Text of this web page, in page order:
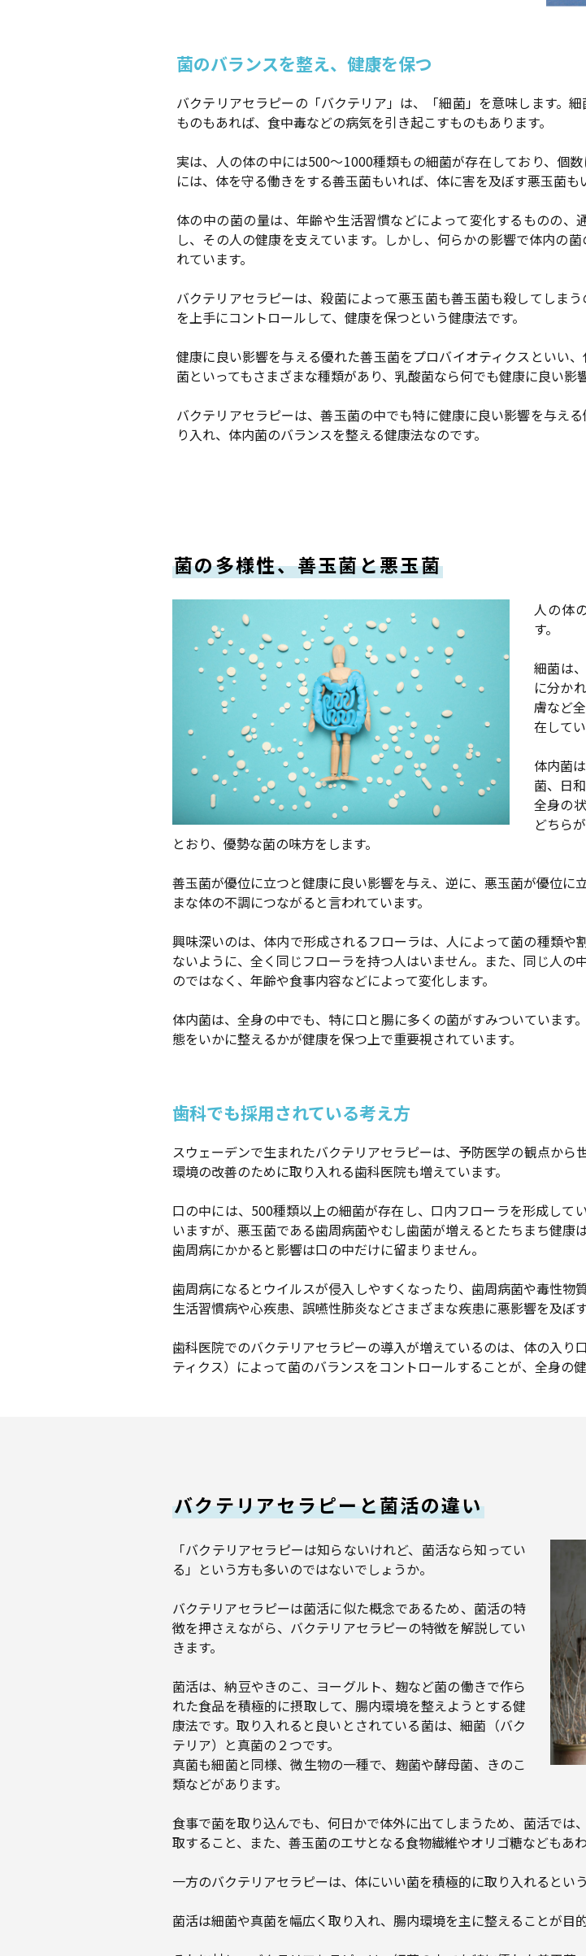
菌のバランスを整え、健康を保つ
バクテリアセラピーの「バクテリア」は、「細菌」を意味します。
ものもあれば、食中毒などの病気を引き起こすものもあります。
実は、人の体の中には500〜1000種類もの細菌が存在しており、個
には、体を守る働きをする善玉菌もいれば、体に害を及ぼす悪玉菌も
体の中の菌の量は、年齢や生活習慣などによって変化するものの
し、その人の健康を支えています。しかし、何らかの影響で体内の
れています。
バクテリアセラピーは、殺菌によって悪玉菌も善玉菌も殺してしま
を上手にコントロールして、健康を保つという健康法です。
健康に良い影響を与える優れた善玉菌をプロバイオティクスといい
菌といってもさまざまな種類があり、乳酸菌なら何でも健康に良い影
バクテリアセラピーは、善玉菌の中でも特に健康に良い影響を与え
り入れ、体内菌のバランスを整える健康法なのです。
菌の多様性、善玉菌と悪玉菌
人の体
す。
細菌は
に分か
膚など
在してい
体内菌
菌、日
全身の
どちら
とおり、優勢な菌の味方をします。
善玉菌が優位に立つと健康に良い影響を与え、逆に、悪玉菌が優位
まな体の不調につながると言われています。
興味深いのは、体内で形成されるフローラは、人によって菌の種類や
ないように、全く同じフローラを持つ人はいません。また、同じ人の
のではなく、年齢や食事内容などによって変化します。
体内菌は、全身の中でも、特に口と腸に多くの菌がすみついていま
態をいかに整えるかが健康を保つ上で重要視されています。
歯科でも採用されている考え方
スウェーデンで生まれたバクテリアセラピーは、予防医学の観点か
環境の改善のために取り入れる歯科医院も増えています。
口の中には、500種類以上の細菌が存在し、口内フローラを形成して
いますが、悪玉菌である歯周病菌やむし歯菌が増えるとたちまち健康
歯周病にかかると影響は口の中だけに留まりません。
歯周病になるとウイルスが侵入しやすくなったり、歯周病菌や毒性
生活習慣病や心疾患、誤嚥性肺炎などさまざまな疾患に悪影響を及ぼ
歯科医院でのバクテリアセラピーの導入が増えているのは、体の入り
ティクス）によって菌のバランスをコントロールすることが、全身の
バクテリアセラピーと菌活の違い
「バクテリアセラピーは知らないけれど、菌活なら知ってい
る」という方も多いのではないでしょうか。
バクテリアセラピーは菌活に似た概念であるため、菌活の特
徴を押さえながら、バクテリアセラピーの特徴を解説してい
きます。
菌活は、納豆やきのこ、ヨーグルト、麹など菌の働きで作ら
れた食品を積極的に摂取して、腸内環境を整えようとする健
康法です。取り入れると良いとされている菌は、細菌（バク
テリア）と真菌の２つです。
真菌も細菌と同様、微生物の一種で、麹菌や酵母菌、きのこ
類などがあります。
食事で菌を取り込んでも、何日かで体外に出てしまうため、菌活では
取すること、また、善玉菌のエサとなる食物繊維やオリゴ糖などもあ
一方のバクテリアセラピーは、体にいい菌を積極的に取り入れるとい
菌活は細菌や真菌を幅広く取り入れ、腸内環境を主に整えることが目的